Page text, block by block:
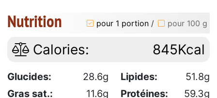
Nutrition pour 1 portion / pour 100 g
Calories: 845Kcal
Glucides: 28.6g Lipides:
51.8g
Gras sat.:
11.6g Protéines:
59.3g